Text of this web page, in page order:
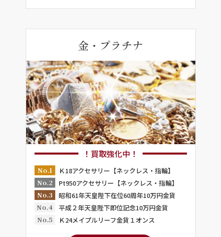
金・プラチナ
！買取強化中！
No.1
Ｋ18アクセサリー【ネックレス・指輪】
No.2
Pt950アクセサリー【ネックレス・指輪】
No.3
昭和61年天皇陛下在位60周年10万円金貨
No.4
平成２年天皇陛下即位記念10万円金貨
No.5
Ｋ24メイプルリーフ金貨１オンス